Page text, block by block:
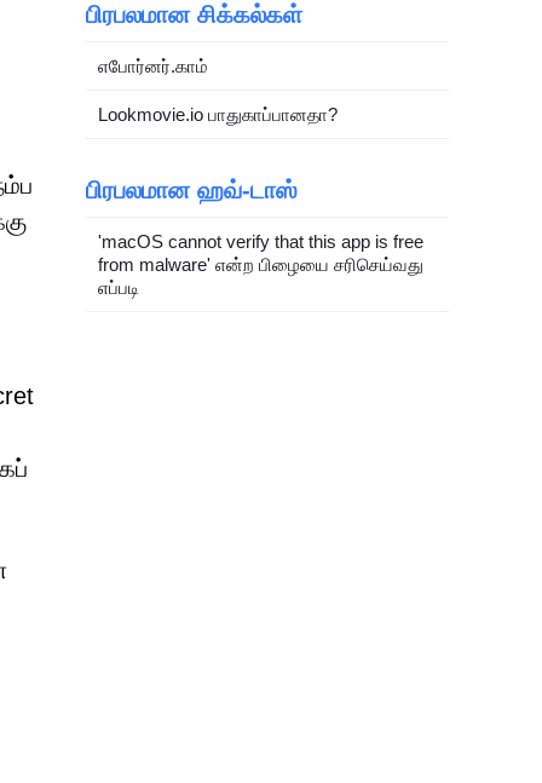
பிரபலமான சிக்கல்கள்
எபோர்னர்.காம்
Lookmovie.io பாதுகாப்பானதா?
பிரபலமான ஹவ்-டாஸ்
'macOS cannot verify that this app is free
from malware' என்ற பிழையை சரிசெய்வது
எப்படி